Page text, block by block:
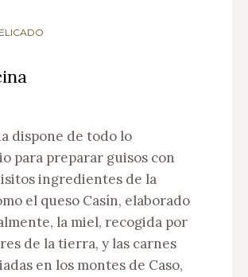
dispone de todo lo
para preparar guisos con
ingredientes de la
el queso Casín, elaborado
la miel, recogida por
de la tierra, y las carnes
en los montes de Caso,